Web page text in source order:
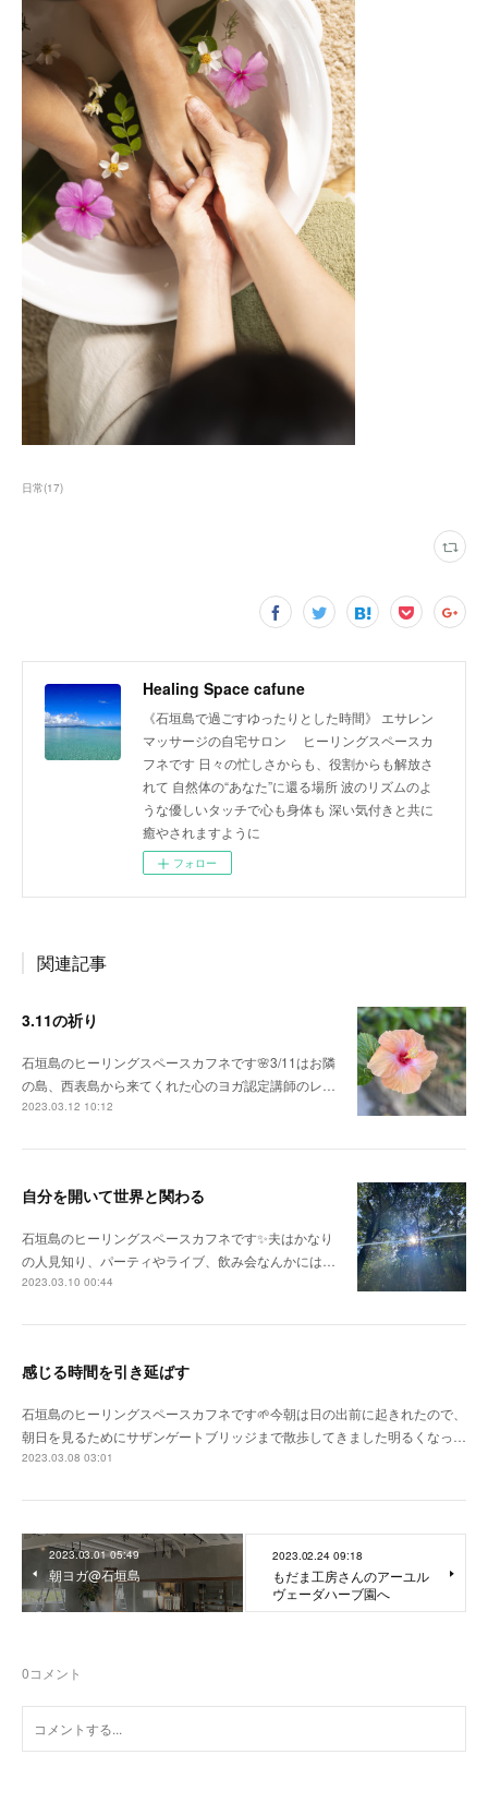
日常(17)
Healing Space cafune
《石垣島で過ごすゆったりとした時間》 エサレン
マッサージの自宅サロン ヒーリングスペースカ
フネです 日々の忙しさからも、役割からも解放さ
れて 自然体の“あなた”に還る場所 波のリズムのよ
うな優しいタッチで心も身体も 深い気付きと共に
癒やされますように
フォロー
関連記事
3.11の祈り
石垣島のヒーリングスペースカフネです🌸3/11はお隣
の島、西表島から来てくれた心のヨガ認定講師のレ…
2023.03.12 10:12
自分を開いて世界と関わる
石垣島のヒーリングスペースカフネです✨夫はかなり
の人見知り、パーティやライブ、飲み会なんかには…
2023.03.10 00:44
感じる時間を引き延ばす
石垣島のヒーリングスペースカフネです🌱今朝は日の出前に起きれたので、
朝日を見るためにサザンゲートブリッジまで散歩してきました明るくなっ…
2023.03.08 03:01
2023.03.01 05:49
朝ヨガ@石垣島
2023.02.24 09:18
もだま工房さんのアーユル
ヴェーダハーブ園へ
0コメント